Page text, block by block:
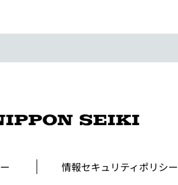
情報セキュリティポリシー